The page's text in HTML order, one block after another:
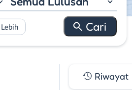
Lebih
Riwayat